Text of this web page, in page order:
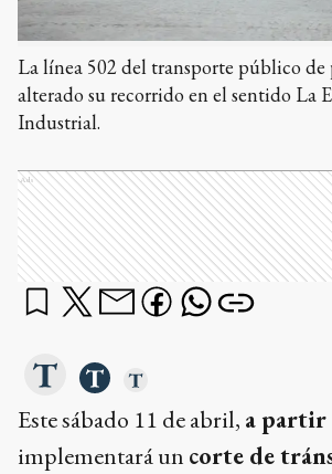
La línea 502 del transporte público de
alterado su recorrido en el sentido La
Industrial.
Ads
Este sábado 11 de abril, a partir
implementará un corte de